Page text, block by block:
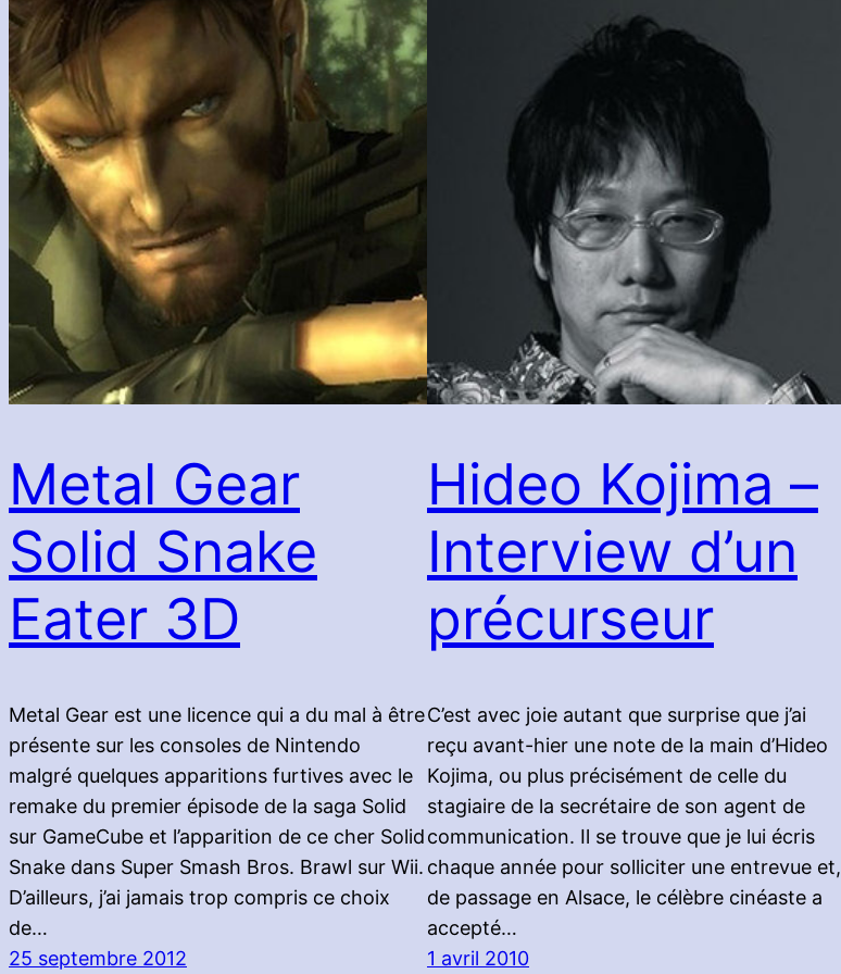
Metal Gear
Solid Snake
Eater 3D
Metal Gear est une licence qui a du mal à être
présente sur les consoles de Nintendo
malgré quelques apparitions furtives avec le
remake du premier épisode de la saga Solid
sur GameCube et l’apparition de ce cher Solid
Snake dans Super Smash Bros. Brawl sur Wii.
D’ailleurs, j’ai jamais trop compris ce choix
de…
25 septembre 2012
Hideo Kojima –
Interview d’un
précurseur
C’est avec joie autant que surprise que j’ai
reçu avant-hier une note de la main d’Hideo
Kojima, ou plus précisément de celle du
stagiaire de la secrétaire de son agent de
communication. Il se trouve que je lui écris
chaque année pour solliciter une entrevue et,
de passage en Alsace, le célèbre cinéaste a
accepté…
1 avril 2010